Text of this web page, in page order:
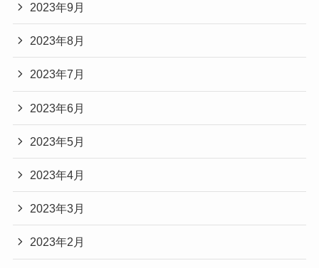
2023年9月
2023年8月
2023年7月
2023年6月
2023年5月
2023年4月
2023年3月
2023年2月